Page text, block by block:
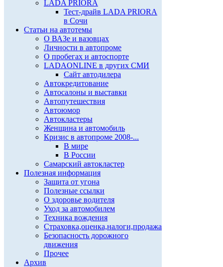
LADA PRIORA
Тест-драйв LADA PRIORA
в Сочи
Статьи на автотемы
О ВАЗе и вазовцах
Личности в автопроме
О пробегах и автоспорте
LADAONLINE в других СМИ
Сайт автодилера
Автокредитование
Автосалоны и выставки
Автопутешествия
Автоюмор
Автокластеры
Женщина и автомобиль
Кризис в автопроме 2008-...
В мире
В России
Самарский автокластер
Полезная информация
Защита от угона
Полезные ссылки
О здоровье водителя
Уход за автомобилем
Техника вождения
Страховка,оценка,налоги,продажа
Безопасность дорожного
движения
Прочее
Архив